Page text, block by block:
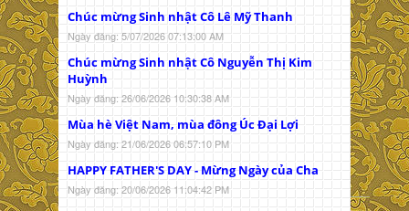
Chúc mừng Sinh nhật Cô Lê Mỹ Thanh
Ngày đăng: 5/07/2026 07:13:00 AM
Chúc mừng Sinh nhật Cô Nguyễn Thị Kim
Huỳnh
Ngày đăng: 26/06/2026 10:30:38 AM
Mùa hè Việt Nam, mùa đông Úc Đại Lợi
Ngày đăng: 21/06/2026 06:57:10 PM
HAPPY FATHER'S DAY - Mừng Ngày của Cha
Ngày đăng: 20/06/2026 11:04:42 PM